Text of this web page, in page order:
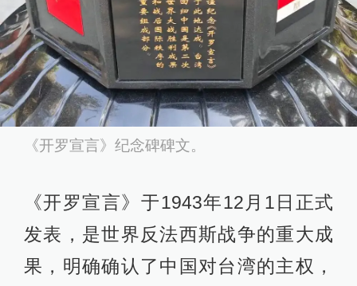
《开罗宣言》纪念碑碑文。
《开罗宣言》于1943年12月1日正式
发表，是世界反法西斯战争的重大成
果，明确确认了中国对台湾的主权，